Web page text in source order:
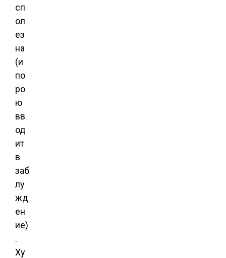
сп
ол
ез
на
(и
по
ро
ю
вв
од
ит
в
заб
лу
жд
ен
ие)
.
Ху